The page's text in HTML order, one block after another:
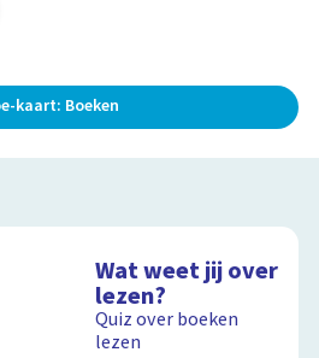
kaart: Boeken
Wat weet jij over
lezen?
Quiz over boeken
lezen